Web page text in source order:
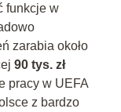
funkcje w
zarabia około
90 tys. zł
pracy w UEFA
z bardzo